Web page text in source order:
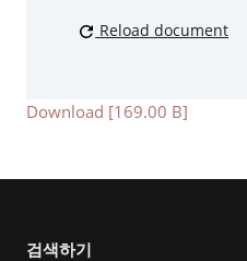
Reload document
Download [169.00 B]
검색하기